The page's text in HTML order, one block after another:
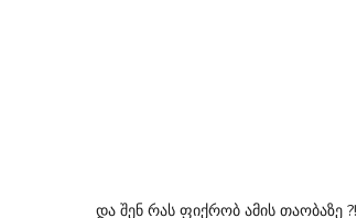
და შენ რას ფიქრობ ამის თაობაზე ?!